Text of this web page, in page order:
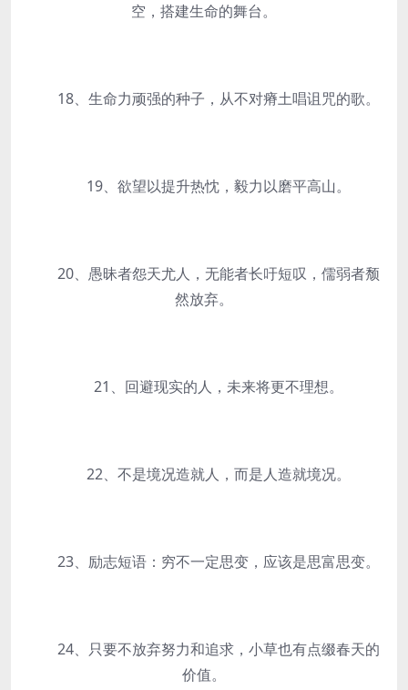
空，搭建生命的舞台。
18、生命力顽强的种子，从不对瘠土唱诅咒的歌。
19、欲望以提升热忱，毅力以磨平高山。
20、愚昧者怨天尤人，无能者长吁短叹，儒弱者颓
然放弃。
21、回避现实的人，未来将更不理想。
22、不是境况造就人，而是人造就境况。
23、励志短语：穷不一定思变，应该是思富思变。
24、只要不放弃努力和追求，小草也有点缀春天的
价值。